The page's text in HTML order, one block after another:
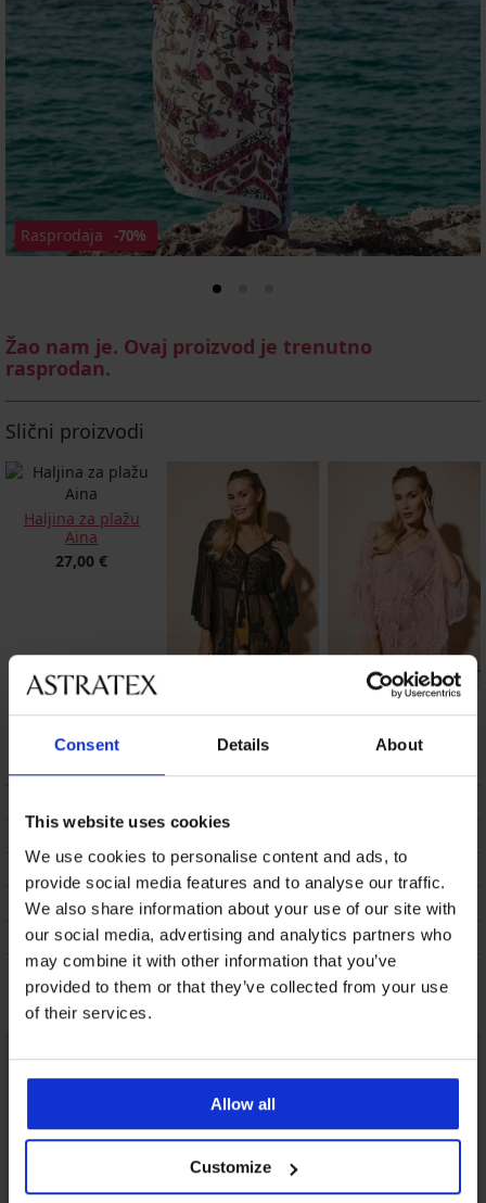
Consent Details About
This website uses cookies
We use cookies to personalise content and ads, to
provide social media features and to analyse our traffic.
We also share information about your use of our site with
our social media, advertising and analytics partners who
may combine it with other information that you’ve
provided to them or that they’ve collected from your use
of their services.
Allow all
Customize
Rasprodaja -70%
Žao nam je. Ovaj proizvod je trenutno
rasprodan.
Slični proizvodi
Haljina za plažu
Aina
27,00 €
Amachi II
16,50 €
Haljina za plažu
Amachi
17,50 €
ZAMJENA
ODRŽAVANJE I PRANJE
O BRANDU
Možda će vam se svidjeti